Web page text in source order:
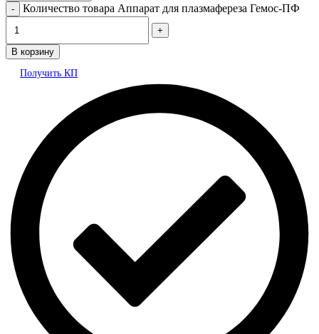
Количество товара Аппарат для плазмафереза Гемос-ПФ
В корзину
Получить КП